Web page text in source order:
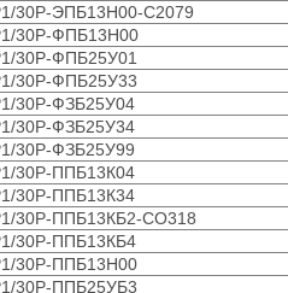
30Р-ЭПБ13Н00-С2079
30Р-ФПБ13Н00
30Р-ФПБ25У01
30Р-ФПБ25У33
30Р-ФЗБ25У04
30Р-ФЗБ25У34
30Р-ФЗБ25У99
30Р-ППБ13К04
30Р-ППБ13К34
30Р-ППБ13КБ2-СО318
30Р-ППБ13КБ4
30Р-ППБ13Н00
30Р-ППБ25УБ3